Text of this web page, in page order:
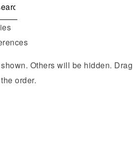
Others will be hidden. Drag
order.